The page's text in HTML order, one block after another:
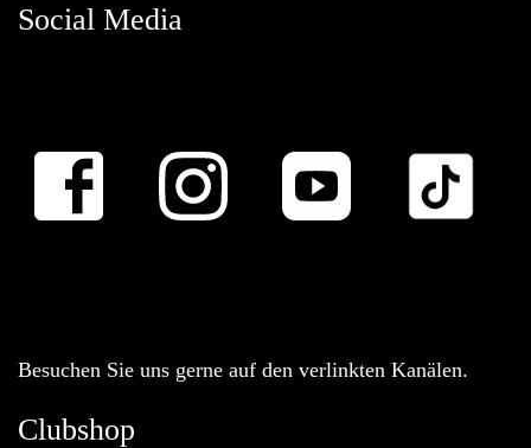
Social Media
Besuchen Sie uns gerne auf den verlinkten Kanälen.
Clubshop